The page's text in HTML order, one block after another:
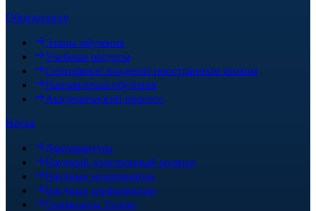
Образование
Этапы обучения
Учебные ресурсы
Сертификат владения иностранным языком
Направления обучения
Академический процесс
Наука
Докторантура
Научный электронный журнал
Научные мероприятия
Научные конференции
Олимпиада Tasimo